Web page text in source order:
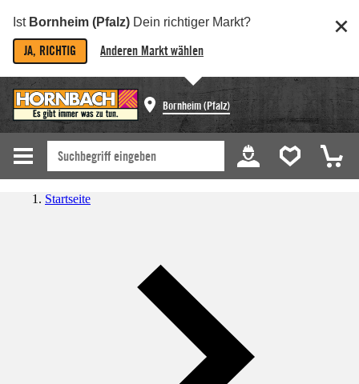
Ist Bornheim (Pfalz) Dein richtiger Markt?
JA, RICHTIG Anderen Markt wählen
Bornheim (Pfalz)
Startseite